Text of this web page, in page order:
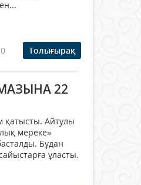
0 Толығырақ
22
қатысты. Айтулы
мереке»
Бұдан
ұласты.